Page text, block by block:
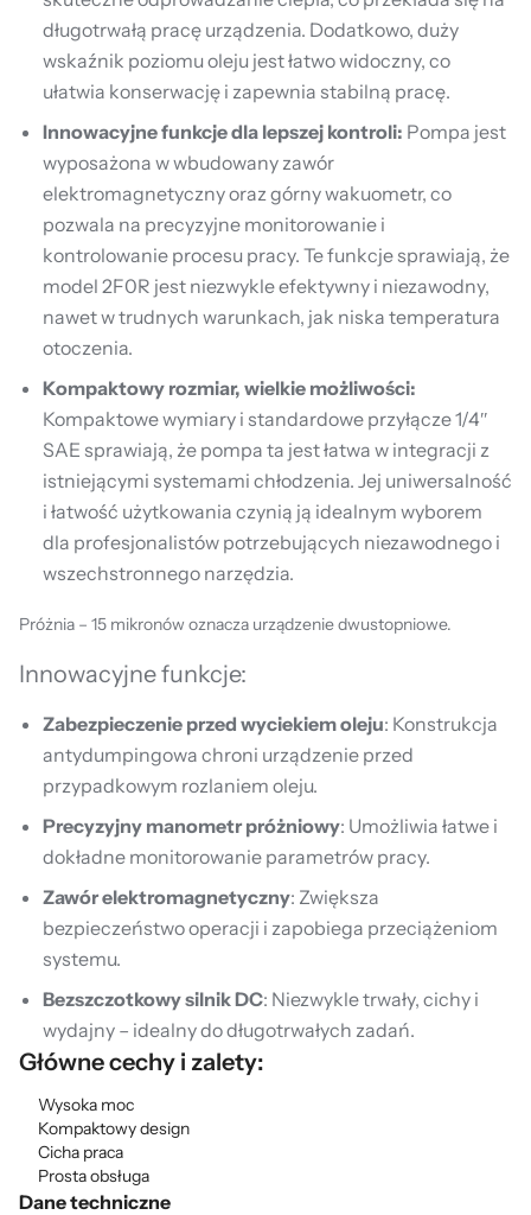
długotrwałą pracę urządzenia. Dodatkowo, duży
wskaźnik poziomu oleju jest łatwo widoczny, co
ułatwia konserwację i zapewnia stabilną pracę.
Innowacyjne funkcje dla lepszej kontroli: Pompa jest
wyposażona w wbudowany zawór
elektromagnetyczny oraz górny wakuometr, co
pozwala na precyzyjne monitorowanie i
kontrolowanie procesu pracy. Te funkcje sprawiają, że
model 2F0R jest niezwykle efektywny i niezawodny,
nawet w trudnych warunkach, jak niska temperatura
otoczenia.
Kompaktowy rozmiar, wielkie możliwości:
Kompaktowe wymiary i standardowe przyłącze 1/4″
SAE sprawiają, że pompa ta jest łatwa w integracji z
istniejącymi systemami chłodzenia. Jej uniwersalność
i łatwość użytkowania czynią ją idealnym wyborem
dla profesjonalistów potrzebujących niezawodnego i
wszechstronnego narzędzia.
Próżnia – 15 mikronów oznacza urządzenie dwustopniowe.
Innowacyjne funkcje:
Zabezpieczenie przed wyciekiem oleju: Konstrukcja
antydumpingowa chroni urządzenie przed
przypadkowym rozlaniem oleju.
Precyzyjny manometr próżniowy: Umożliwia łatwe i
dokładne monitorowanie parametrów pracy.
Zawór elektromagnetyczny: Zwiększa
bezpieczeństwo operacji i zapobiega przeciążeniom
systemu.
Bezszczotkowy silnik DC: Niezwykle trwały, cichy i
wydajny – idealny do długotrwałych zadań.
Główne cechy i zalety:
Wysoka moc
Kompaktowy design
Cicha praca
Prosta obsługa
Dane techniczne